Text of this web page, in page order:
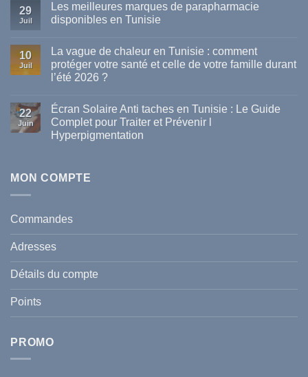
29
Juil
Les meilleures marques de parapharmacie
disponibles en Tunisie
sur
meilleures
marques
disponibles
en
Tunisie
10
Juil
La vague de chaleur en Tunisie : comment
protéger votre santé et celle de votre famille durant
l’été 2026 ?
sur
La
vague
de
comment
et
celle
de
votre
famille
durant
l’été
2026
?
22
Juin
Écran Solaire Anti taches en Tunisie : Le Guide
Complet pour Traiter et Prévenir l
Hyperpigmentation
Écran
Tunisie
Guide
Traiter
Prévenir
MON COMPTE
Commandes
Adresses
Détails du compte
Points
PROMO